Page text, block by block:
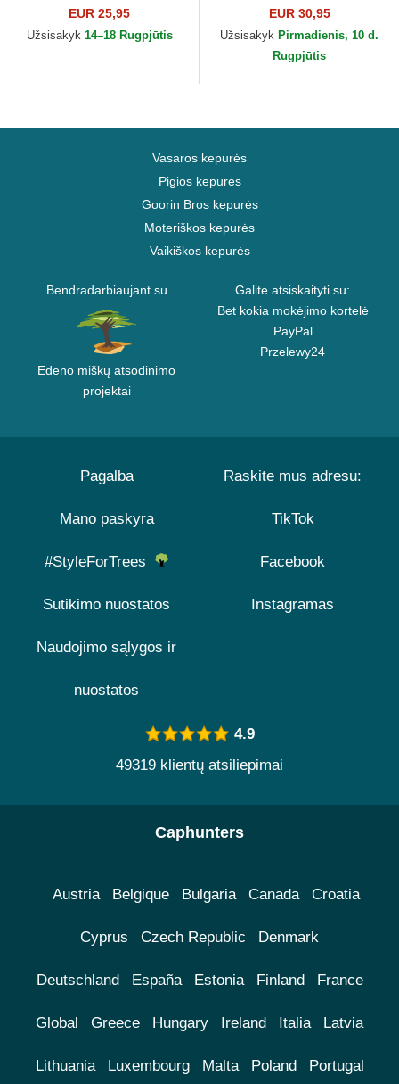
Newcastle United Football
Club Premier League New...
EUR 25,95
Užsisakyk 14–18 Rugpjūtis
New York Yankees MLB New
Era
EUR 30,95
Užsisakyk Pirmadienis, 10 d.
Rugpjūtis
Vasaros kepurės
Pigios kepurės
Goorin Bros kepurės
Moteriškos kepurės
Vaikiškos kepurės
Bendradarbiaujant su
Edeno miškų atsodinimo
projektai
Galite atsiskaityti su:
Bet kokia mokėjimo kortelė
PayPal
Przelewy24
Pagalba
Mano paskyra
#StyleForTrees
Sutikimo nuostatos
Naudojimo sąlygos ir
nuostatos
Raskite mus adresu:
TikTok
Facebook
Instagramas
4.9
49319 klientų atsiliepimai
Caphunters
Austria Belgique Bulgaria Canada Croatia
Cyprus Czech Republic Denmark
Deutschland España Estonia Finland France
Global Greece Hungary Ireland Italia Latvia
Lithuania Luxembourg Malta Poland Portugal